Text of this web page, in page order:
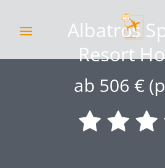
Albatros
Resort
ab 506 €